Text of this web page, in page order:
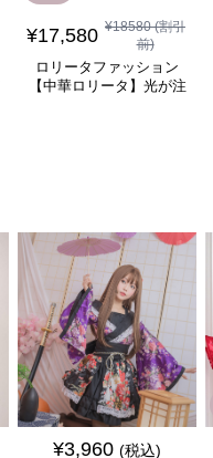
¥17,580 ¥18580(割引
前)
ロリータファッション
【中華ロリータ】光が注
¥3,960 (税込)